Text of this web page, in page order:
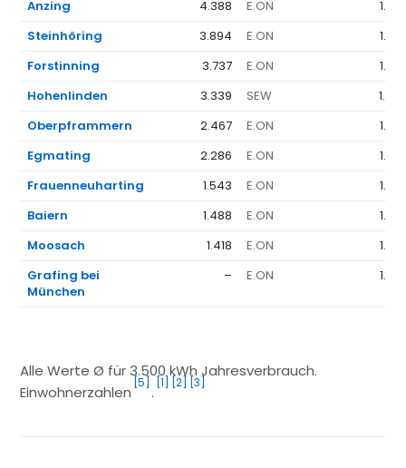
Anzing
4.388 E.ON
Steinhöring
3.894 E.ON
Forstinning
3.737 E.ON
Hohenlinden
3.339 SEW
Oberpframmern
2.467 E.ON
Egmating
2.286 E.ON
Frauenneuharting
1.543 E.ON
Baiern
1.488 E.ON
Moosach
1.418 E.ON
Grafing bei
München
– E.ON
Alle Werte Ø für 3.500 kWh Jahresverbrauch.
Einwohnerzahlen
[5]
.
[1] [2] [3]